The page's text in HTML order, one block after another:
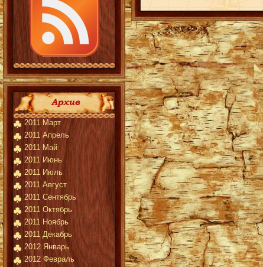
2011 Март
2011 Апрель
2011 Май
2011 Июнь
2011 Июль
2011 Август
2011 Сентябрь
2011 Октябрь
2011 Ноябрь
2011 Декабрь
2012 Январь
2012 Февраль